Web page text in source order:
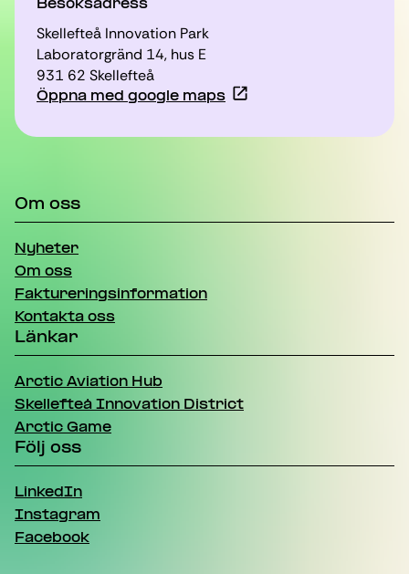
Besöksadress
Skellefteå Innovation Park
Laboratorgränd 14, hus E
931 62 Skellefteå
Öppna med google maps
Om oss
Nyheter
Om oss
Faktureringsinformation
Kontakta oss
Länkar
Arctic Aviation Hub
Skellefteå Innovation District
Arctic Game
Följ oss
LinkedIn
Instagram
Facebook